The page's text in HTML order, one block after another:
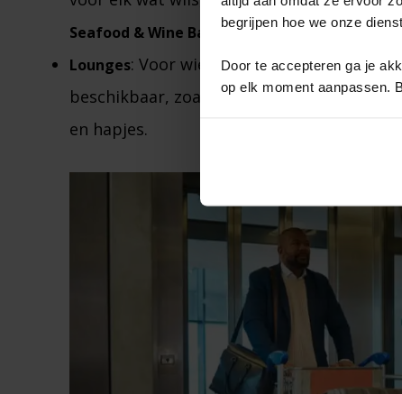
begrijpen hoe we onze
Door te accepteren ga je
op elk moment aanpassen.
Seafood & Wine Bar
Lounges: Voor wie wat meer comfort
beschikbaar, zoals deKLM Crown Lounge,
en hapjes​.